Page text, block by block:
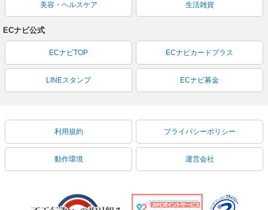
美容・ヘルスケア 生活雑貨
ECナビ公式
ECナビTOP ECナビカードプラス
LINEスタンプ ECナビ募金
利用規約 プライバシーポリシー
動作環境 運営会社